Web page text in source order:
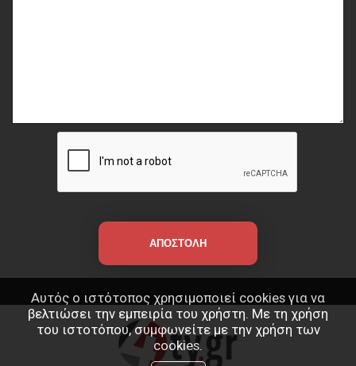
Αυτός ο ιστότοπος χρησιμοποιεί cookies για να
βελτιώσει την εμπειρία του χρήστη. Με τη χρήση
του ιστοτόπου, συμφωνείτε με την χρήση των
cookies.